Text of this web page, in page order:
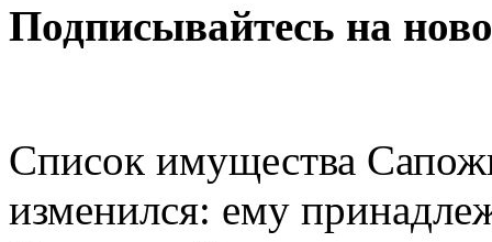
Подписывайтесь на
Список имущества
изменился: ему